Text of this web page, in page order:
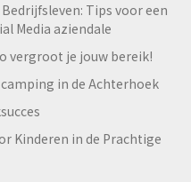
Tips voor een
Media aziendale
vergroot je jouw bereik!
in de Achterhoek
Kinderen in de Prachtige